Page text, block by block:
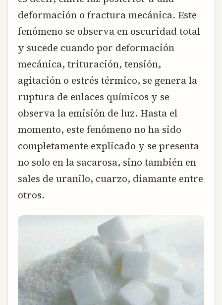
deformación o fractura mecánica. Este
fenómeno se observa en oscuridad total
y sucede cuando por deformación
mecánica, trituración, tensión,
agitación o estrés térmico, se genera la
ruptura de enlaces químicos y se
observa la emisión de luz. Hasta el
momento, este fenómeno no ha sido
completamente explicado y se presenta
no solo en la sacarosa, sino también en
sales de uranilo, cuarzo, diamante entre
otros.